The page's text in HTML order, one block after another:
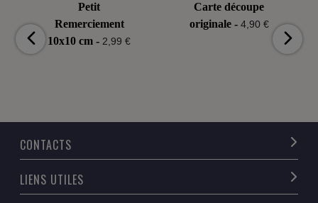
Petit
Remerciement
10x10 cm - 2,99 €
Carte découpe
originale - 4,90 €
CONTACTS
LIENS UTILES